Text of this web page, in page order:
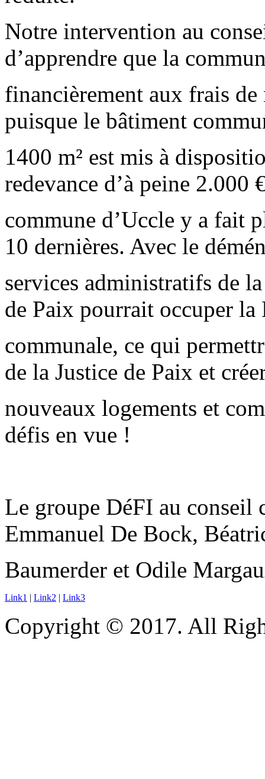
Notre intervention au
d’apprendre que la
financièrement aux frais
puisque le bâtiment
1400 m² est mis à
redevance d’à peine 2.000
commune d’Uccle y a fait
10 dernières. Avec le
services administratifs de
de Paix pourrait occuper la
communale, ce qui
de la Justice de Paix et
nouveaux logements et
défis en vue !
Le groupe DéFI au conseil
Emmanuel De Bock,
Baumerder et Odile
Link1 | Link2 | Link3
Copyright © 2017. All